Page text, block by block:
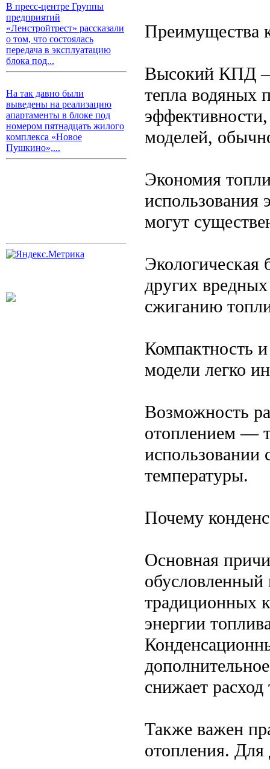
В пресс-центре Группы
предприятий
«Ленстройтрест» рассказали
о том, что состоялась
передача в эксплуатацию
блока под...
На так давно были
выведены на реализацию
апартаменты в блоке под
номером пятнадцать жилого
комплекса «Новое
Пушкино»,...
Преимущества
Высокий КПД —
тепла водяных
моделей,
Экономия
использования
могут
других
сжиганию
Компактность
модели легко
Возможность
отоплением —
использовании
температуры.
Почему
Основная
обусловленный
традиционных
энергии
снижает расход
Также важен
отопления.